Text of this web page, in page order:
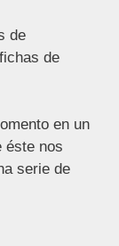
de
de
en un
éste nos
serie de